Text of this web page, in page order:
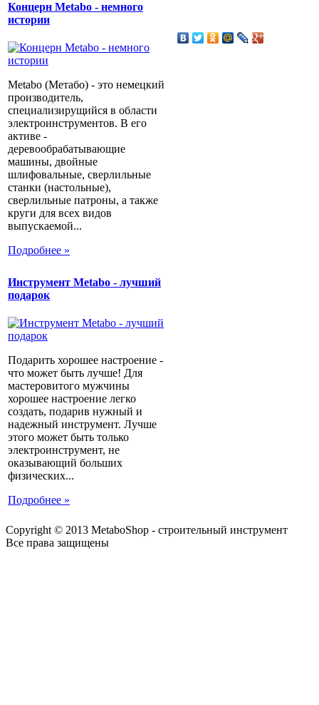
Концерн Metabo - немного
истории
Metabo (Метабо) - это немецкий
производитель,
специализирущийся в области
электроинструментов. В его
активе -
деревообрабатывающие
машины, двойные
шлифовальные, сверлильные
станки (настольные),
сверлильные патроны, а также
круги для всех видов
выпускаемой...
Подробнее »
Инструмент Metabo - лучший
подарок
Подарить хорошее настроение -
что может быть лучше! Для
мастеровитого мужчины
хорошее настроение легко
создать, подарив нужный и
надежный инструмент. Лучше
этого может быть только
электроинструмент, не
оказывающий больших
физических...
Подробнее »
Copyright © 2013 MetaboShop - строительный инструмент
Все права защищены